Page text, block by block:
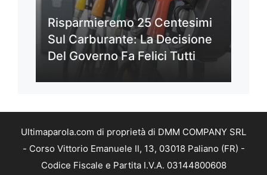
Risparmieremo 25 Centesimi
Sul Carburante: La Decisione
Del Governo Fa Felici Tutti
Ultimaparola.com di proprietà di DMM COMPANY SRL
- Corso Vittorio Emanuele II, 13, 03018 Paliano (FR) -
Codice Fiscale e Partita I.V.A. 03144800608